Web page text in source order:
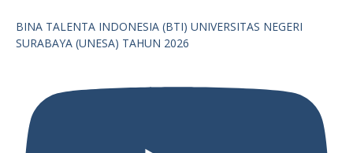
BINA TALENTA INDONESIA (BTI) UNIVERSITAS NEGERI
SURABAYA (UNESA) TAHUN 2026